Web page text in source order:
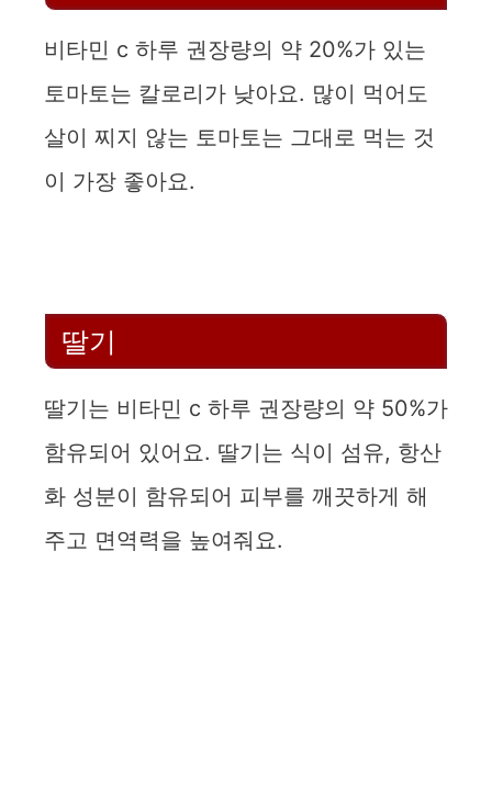
비타민 c 하루 권장량의 약 20%가 있는
토마토는 칼로리가 낮아요. 많이 먹어도
살이 찌지 않는 토마토는 그대로 먹는 것
이 가장 좋아요.
딸기
딸기는 비타민 c 하루 권장량의 약 50%가
함유되어 있어요. 딸기는 식이 섬유, 항산
화 성분이 함유되어 피부를 깨끗하게 해
주고 면역력을 높여줘요.